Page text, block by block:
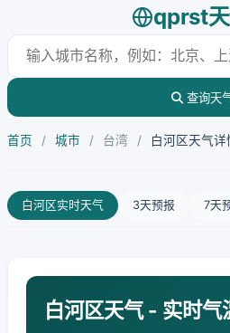
qprst
查询天
首页 / 城市 / 台湾 / 白河区天气详
白河区实时天气 3天预报 7天
白河区天气 - 实时气